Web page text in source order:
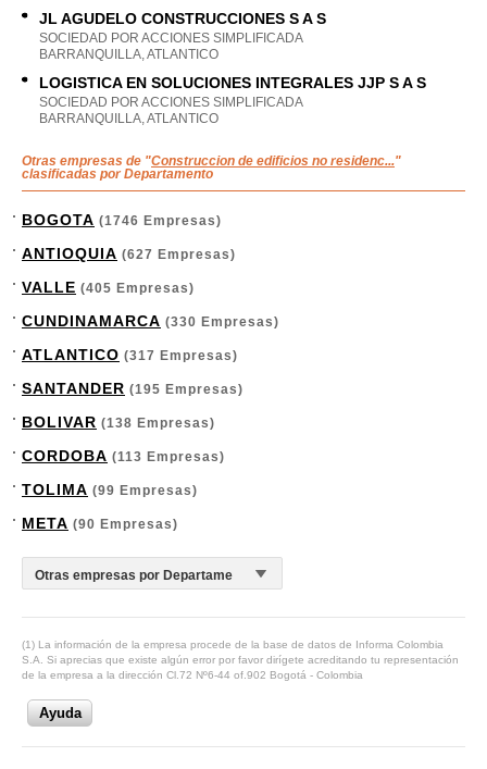
JL AGUDELO CONSTRUCCIONES S A S
SOCIEDAD POR ACCIONES SIMPLIFICADA
BARRANQUILLA, ATLANTICO
LOGISTICA EN SOLUCIONES INTEGRALES JJP S A S
SOCIEDAD POR ACCIONES SIMPLIFICADA
BARRANQUILLA, ATLANTICO
Otras empresas de "Construccion de edificios no residenc..."
clasificadas por Departamento
BOGOTA (1746 Empresas)
ANTIOQUIA (627 Empresas)
VALLE (405 Empresas)
CUNDINAMARCA (330 Empresas)
ATLANTICO (317 Empresas)
SANTANDER (195 Empresas)
BOLIVAR (138 Empresas)
CORDOBA (113 Empresas)
TOLIMA (99 Empresas)
META (90 Empresas)
(1) La información de la empresa procede de la base de datos de Informa Colombia
S.A. Si aprecias que existe algún error por favor dirígete acreditando tu representación
de la empresa a la dirección Cl.72 Nº6-44 of.902 Bogotá - Colombia
Ayuda